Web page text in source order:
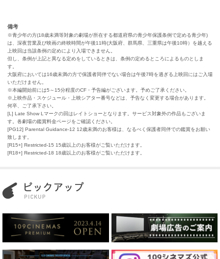
備考
※青少年の方(18歳未満等対象の劇場が所在する都道府県の青少年保護条例で定める青少年)
は、深夜営業及び映画の終映時間が午後11時(大阪府、群馬県、三重県は午後10時）を越える
上映回は当該条例の定めにより入場できません。
但し、条例が上記と異なる定めをしているときは、条例の定めるところによるものとしま
す。
大阪府においては16歳未満の方で保護者同伴でない場合は午後7時を過ぎる上映回にはご入場
いただけません。
※本編開始前には5～15分程度のCF・予告編がございます。予めご了承ください。
※上映作品・スケジュール・上映シアター番号などは、予告なく変更する場合があります。
何卒、ご了承下さい。
[L] Late Show Lマークの回はレイトショーとなります。サービス対象外の作品もございま
す。各劇場の鑑賞料金ページをご確認ください。
[PG12] Parental Guidance-12 12歳未満のお客様は、なるべく保護者同伴での鑑賞をお願い
致します。
[R15+] Restricted-15 15歳以上のお客様がご覧いただけます。
[R18+] Restricted-18 18歳以上のお客様がご覧いただけます。